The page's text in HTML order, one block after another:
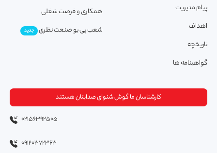
پیام مدیریت
اهداف
تاریخچه
گواهینامه ها
همکاری و فرصت شغلی
شعب پی یو صنعت نظری جدید
کارشناسان ما گوش شنوای صدایتان هستند
02156392505
09120372363